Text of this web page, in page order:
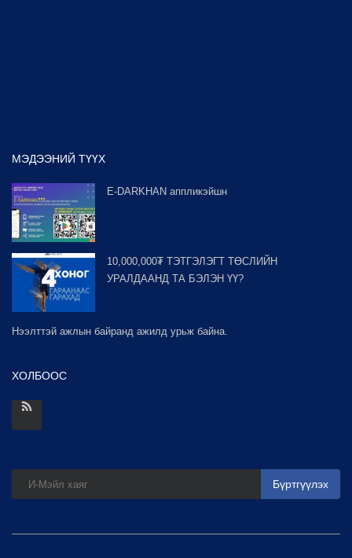
МЭДЭЭНИЙ ТҮҮХ
E-DARKHAN аппликэйшн
10,000,000₮ ТЭТГЭЛЭГТ ТӨСЛИЙН
УРАЛДААНД ТА БЭЛЭН ҮҮ?
Нээлттэй ажлын байранд ажилд урьж байна.
ХОЛБООС
Бүртгүүлэх